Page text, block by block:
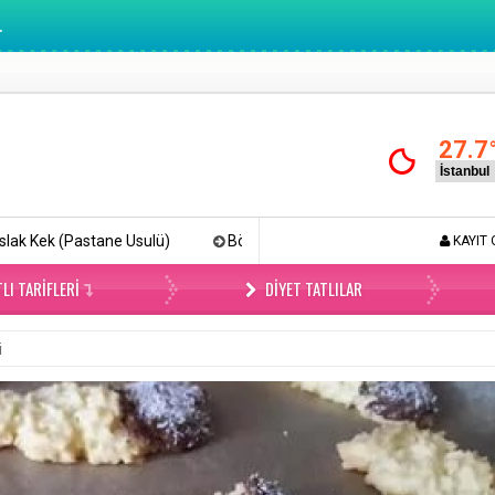
27.7
Böyle Tiramisu Yemediniz (Videolu) LokmalıkKAYIT
TARIFLERI DIYET TATLILAR